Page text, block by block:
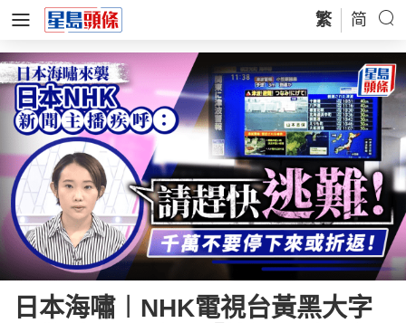
繁 简
日本海嘯︱NHK電視台黃黑大字